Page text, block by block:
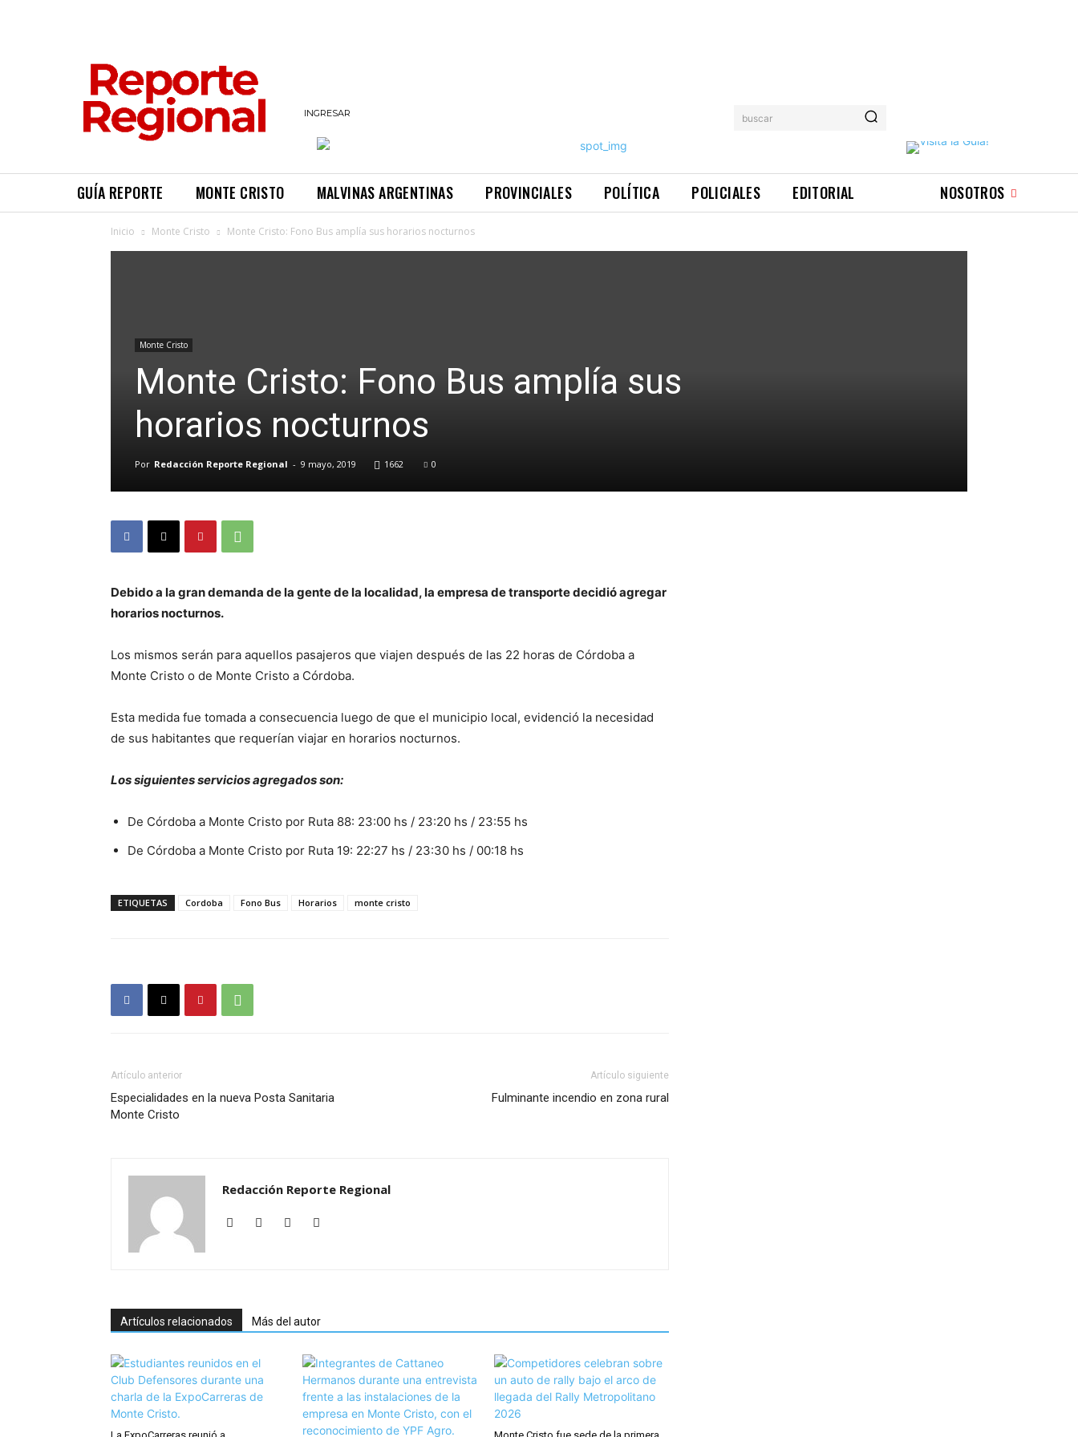
INGRESAR buscar
GUÍA REPORTE MONTE CRISTO MALVINAS ARGENTINAS PROVINCIALES POLÍTICA POLICIALES EDITORIAL NOSOTROS
Inicio Monte Cristo Monte Cristo: Fono Bus amplía sus horarios nocturnos
Monte Cristo
Monte Cristo: Fono Bus amplía sus
horarios nocturnos
Por Redacción Reporte Regional - 9 mayo, 2019 1662 0
Debido a la gran demanda de la gente de la localidad, la empresa de transporte decidió agregar
horarios nocturnos.
Los mismos serán para aquellos pasajeros que viajen después de las 22 horas de Córdoba a
Monte Cristo o de Monte Cristo a Córdoba.
Esta medida fue tomada a consecuencia luego de que el municipio local, evidenció la necesidad
de sus habitantes que requerían viajar en horarios nocturnos.
Los siguientes servicios agregados son:
De Córdoba a Monte Cristo por Ruta 88: 23:00 hs / 23:20 hs / 23:55 hs
De Córdoba a Monte Cristo por Ruta 19: 22:27 hs / 23:30 hs / 00:18 hs
ETIQUETAS Cordoba Fono Bus Horarios monte cristo
Artículo anterior
Especialidades en la nueva Posta Sanitaria
Monte Cristo
Artículo siguiente
Fulminante incendio en zona rural
Redacción Reporte Regional
Artículos relacionados Más del autor